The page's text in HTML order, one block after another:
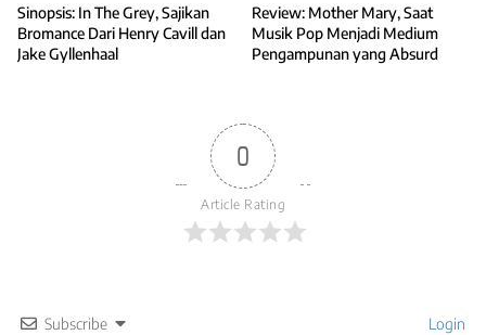
Sinopsis: In The Grey, Sajikan
Bromance Dari Henry Cavill dan
Jake Gyllenhaal
Review: Mother Mary, Saat
Musik Pop Menjadi Medium
Pengampunan yang Absurd
0
Article Rating
Subscribe Login